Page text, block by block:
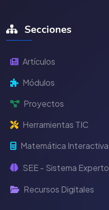
Secciones
Artículos
Módulos
Proyectos
Herramientas TIC
Matemática Interactiva
SEE - Sistema Experto
Recursos Digitales